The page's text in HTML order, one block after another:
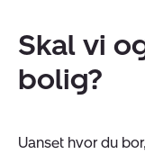
Skal vi
bolig?
Uanset hvor du